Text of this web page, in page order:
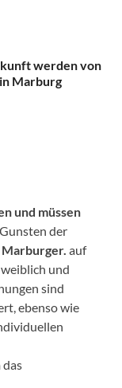
werden von
Marburg
und müssen
der
Marburger. auf
und
sind
ebenso wie